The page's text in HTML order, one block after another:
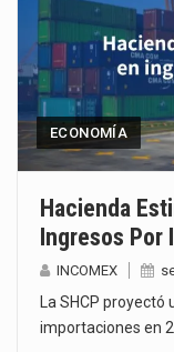
ECONOMÍA
Hacienda
Ingresos Por
INCOMEX
La SHCP proyectó
importaciones en